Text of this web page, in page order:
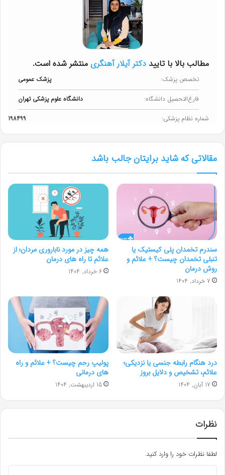
مطالب بالا با تایید دکتر آیلار آهنگری منتشر شده است.
تخصص پزشک: پزشک عمومی
فارغ‌التحصیل دانشگاه: دانشگاه علوم پزشکی تهران
شماره نظام پزشکی: 198499
مقالاتی که شاید برایتان جالب باشد
سندرم تخمدان پلی کیستیک یا
تنبلی تخمدان چیست؟ + علائم و
روش درمان
7 خرداد, 1404
همه چیز در مورد ناباروری مردان؛ از
علائم تا راه های درمان
6 خرداد, 1404
درد هنگام رابطه جنسی یا نزدیکی؛
علائم، تشخیص و دلایل بروز
17 آبان, 1404
پولیپ رحم چیست؟ + علائم و راه‌
های درمانی
15 اردیبهشت, 1404
نظرات
لطفا نظرات خود را وارد کنید.